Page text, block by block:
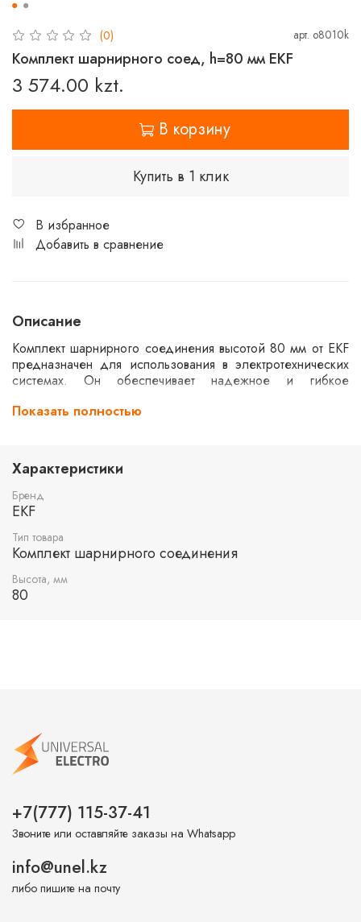
(0) арт. o8010k
Комплект шарнирного соед, h=80 мм EKF
3 574.00 kzt.
В корзину
Купить в 1 клик
В избранное
Добавить в сравнение
Описание
Комплект шарнирного соединения высотой 80 мм от EKF
предназначен для использования в электротехнических
системах. Он обеспечивает надежное и гибкое
установки под различные условия эксплуатации.
устойчивость к механическим нагрузкам.
Показать полностью
Характеристики
Бренд
EKF
Тип товара
Комплект шарнирного соединения
Высота, мм
80
+7(777) 115-37-41
Звоните или оставляйте заказы на Whatsapp
info@unel.kz
либо пишите на почту